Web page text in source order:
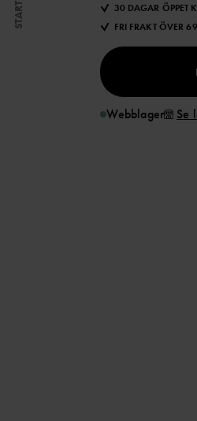
START 30 DAGAR ÖPPET
FRI FRAKT ÖVER
Webblager Se